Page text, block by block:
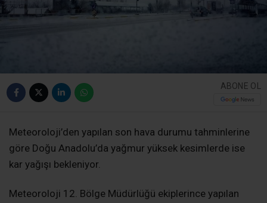
ABONE OL
Meteoroloji’den yapılan son hava durumu tahminlerine
göre Doğu Anadolu’da yağmur yüksek kesimlerde ise
kar yağışı bekleniyor.
Meteoroloji 12. Bölge Müdürlüğü ekiplerince yapılan